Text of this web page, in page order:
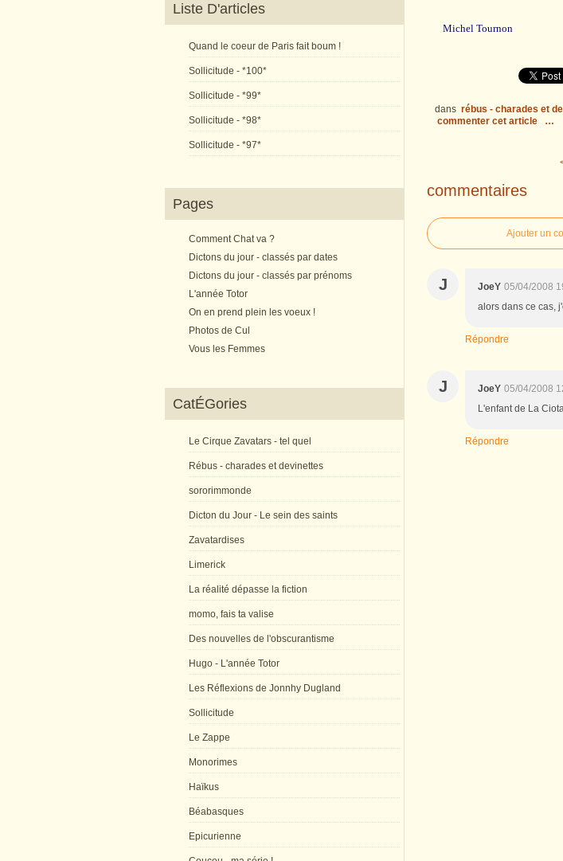
Liste D'articles
Quand le coeur de Paris fait boum !
Sollicitude - *100*
Sollicitude - *99*
Sollicitude - *98*
Sollicitude - *97*
Pages
Comment Chat va ?
Dictons du jour - classés par dates
Dictons du jour - classés par prénoms
L'année Totor
On en prend plein les voeux !
Photos de Cul
Vous les Femmes
CatÉGories
Le Cirque Zavatars - tel quel
Rébus - charades et devinettes
sororimmonde
Dicton du Jour - Le sein des saints
Zavatardises
Limerick
La réalité dépasse la fiction
momo, fais ta valise
Des nouvelles de l'obscurantisme
Hugo - L'année Totor
Les Réflexions de Jonnhy Dugland
Sollicitude
Le Zappe
Monorimes
Haïkus
Béabasques
Epicurienne
Michel Tournon
dans rébus - charades et
commenter cet article
…
commentaires
Ajouter un
J JoeY 05/04/2008
alors dans ce cas,
Répondre
J JoeY 05/04/2008
L'enfant de La
Répondre